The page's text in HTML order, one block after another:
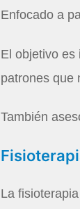
Enfocado a
El objetivo es
patrones que
También
La